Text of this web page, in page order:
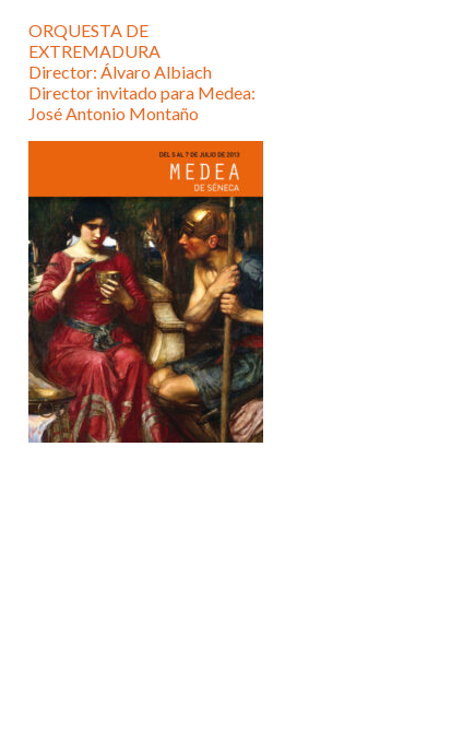
ORQUESTA DE
EXTREMADURA
Director: Álvaro Albiach
Director invitado para Medea:
José Antonio Montaño